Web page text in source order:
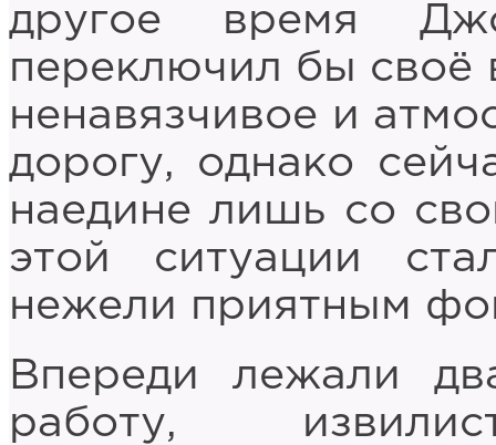
другое время
переключил бы своё
ненавязчивое и
дорогу, однако
наедине лишь со
этой ситуации
нежели приятным
Впереди лежали
работу,